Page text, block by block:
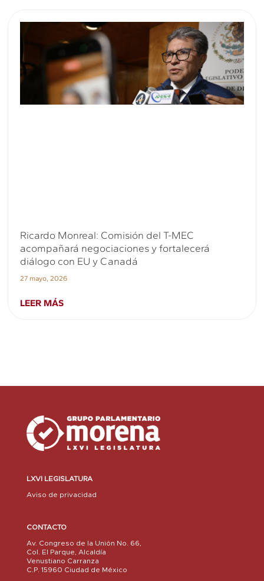
Ricardo Monreal: Comisión del T-MEC
acompañará negociaciones y fortalecerá
diálogo con EU y Canadá
27 mayo, 2026
LEER MÁS
LXVI LEGISLATURA
Aviso de privacidad
CONTACTO
Av. Congreso de la Unión No. 66,
Col. El Parque, Alcaldía
Venustiano Carranza
C.P. 15960 Ciudad de México